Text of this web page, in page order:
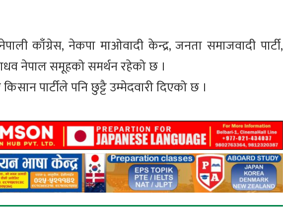
काँग्रेस, नेकपा माओवादी केन्द्र, जनता समाजवादी पार्टी,
नेपाल समूहको समर्थन रहेको छ ।
पार्टीले पनि छुट्टै उम्मेदवारी दिएको छ ।